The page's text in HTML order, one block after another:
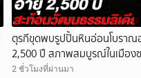
ตุรกีขุดพบรูปปั้นหินอ่อนโบราณ
2,500 ปี สภาพสมบูรณ์ในเมือง
ชี้สะท้อนวัฒนธรรมลิเดีย
2 ชั่วโมงที่ผ่านมา